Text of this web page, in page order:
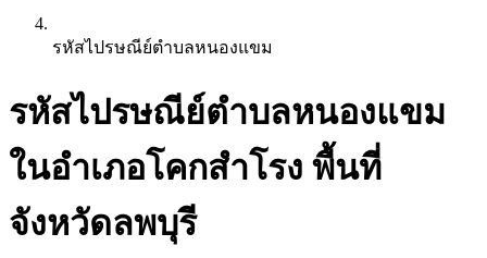
รหัสไปรษณีย์ตำบลหนองแขม
รหัสไปรษณีย์ตำบลหนองแขม
ในอำเภอโคกสำโรง พื้นที่
จังหวัดลพบุรี